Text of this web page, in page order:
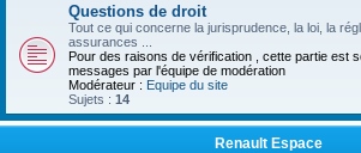
Questions de droit
Tout ce qui concerne la jurisprudence, la loi, la
assurances ...
Pour des raisons de vérification , cette partie est
messages par l'équipe de modération
Modérateur : Equipe du site
Sujets : 14
Renault Espace